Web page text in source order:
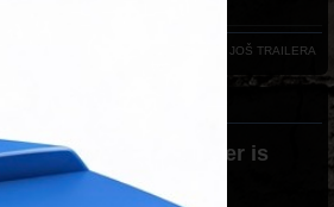
UČITAJ JOŠ TRAILERA
version 3,0 or greater is